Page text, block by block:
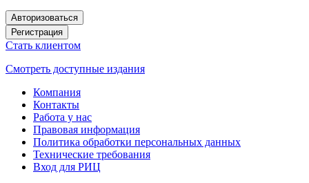
Авторизоваться
Регистрация
Стать клиентом
Смотреть доступные издания
Компания
Контакты
Работа у нас
Правовая информация
Политика обработки персональных данных
Технические требования
Вход для РИЦ